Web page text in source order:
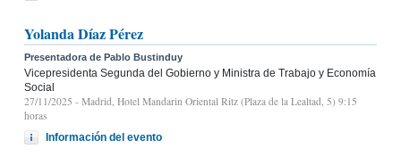
Yolanda Díaz Pérez
Presentadora de Pablo Bustinduy
Vicepresidenta Segunda del Gobierno y Ministra de Trabajo y Economía
Social
27/11/2025 - Madrid, Hotel Mandarin Oriental Ritz (Plaza de la Lealtad, 5) 9:15
horas
Información del evento